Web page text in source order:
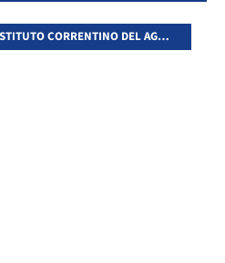
INSTITUTO CORRENTINO DEL AGUA Y DEL AMBIENTE